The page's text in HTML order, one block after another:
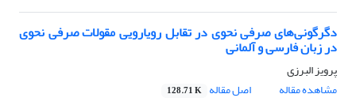
دگرگونی‌های صرفی نحوی در تقابل رویارویی مقولات صرفی نحوی
در زبان فارسی و آلمانی
پرویز البرزی
مشاهده مقاله
اصل مقاله 128.71 K